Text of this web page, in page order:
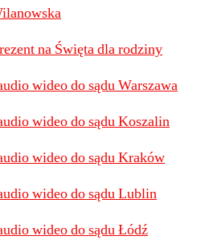
na Święta dla rodziny
wideo do sądu Warszawa
wideo do sądu Koszalin
wideo do sądu Kraków
wideo do sądu Lublin
wideo do sądu Łódź